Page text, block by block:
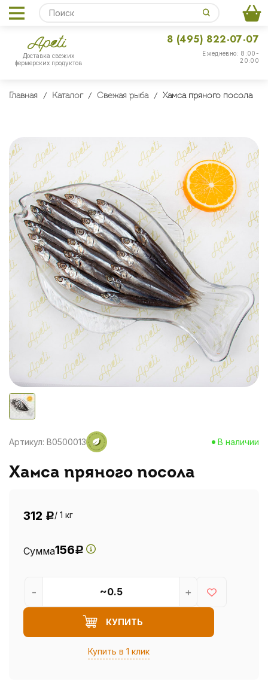
Доставка свежих
фермерских продуктов
Ежедневно: 8:00-
20:00
8 (495) 822-07-07
Главная Каталог Свежая рыба Хамса пряного посола
Артикул: B0500013 В наличии
Хамса пряного посола
312 Р/ 1 кг
Сумма156Р
КУПИТЬ
Купить в 1 клик
- +